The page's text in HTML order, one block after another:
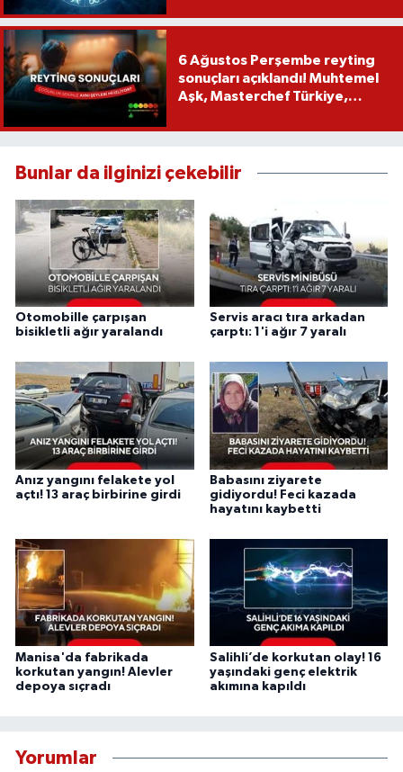
6 Ağustos Perşembe reyting
sonuçları açıklandı! Muhtemel
Aşk, Masterchef Türkiye,
Bunlar da ilginizi çekebilir
Otomobille çarpışan
bisikletli ağır yaralandı
Servis aracı tıra arkadan
çarptı: 1'i ağır 7 yaralı
Anız yangını felakete yol
açtı! 13 araç birbirine girdi
Babasını ziyarete
gidiyordu! Feci kazada
hayatını kaybetti
Manisa'da fabrikada
korkutan yangın! Alevler
depoya sıçradı
Salihli’de korkutan olay! 16
yaşındaki genç elektrik
akımına kapıldı
Yorumlar